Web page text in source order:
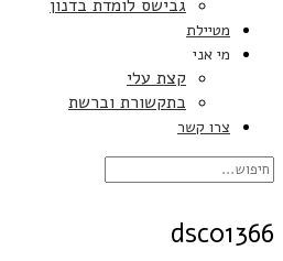
גבישס לומדת בדנון
מטיילת
מי אני
קצת עלי
בתקשורת וברשת
צרו קשר
dsc01366